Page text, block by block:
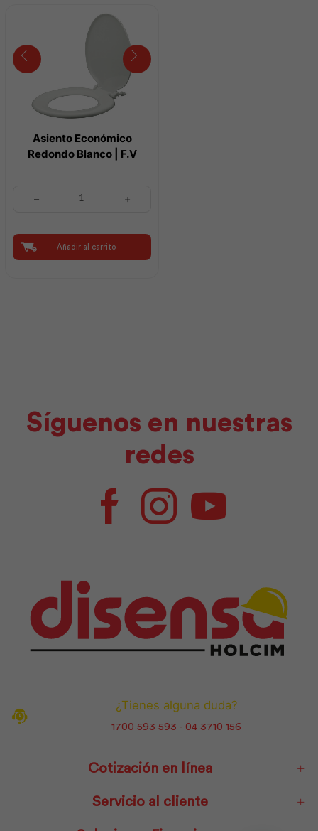
Asiento Económico
Redondo Blanco | F.V
Blanco
F.V
Añadir al carrito
Síguenos en nuestras
redes
FacebookInstagramYoutube
¿Tienes alguna duda?
1700 593 593 - 04 3710 156
Cotización en línea
Servicio al cliente